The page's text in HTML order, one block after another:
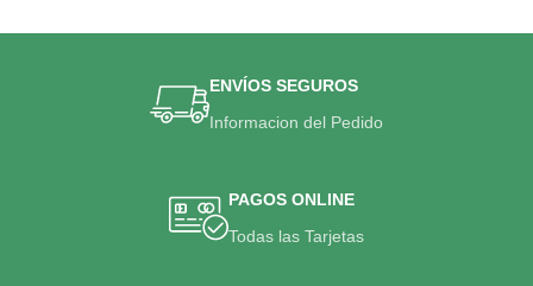
ENVÍOS SEGUROS
Informacion del Pedido
PAGOS ONLINE
Todas las Tarjetas